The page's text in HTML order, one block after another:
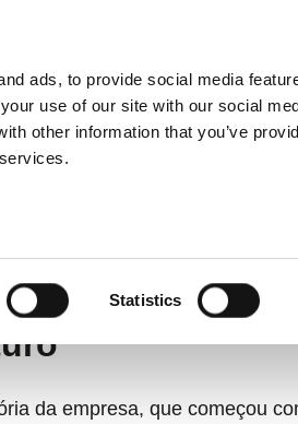
ads, to provide social media
use of our site with our social
other information that you’ve
Statistics
Aplicações Serviços
da empresa, que começou